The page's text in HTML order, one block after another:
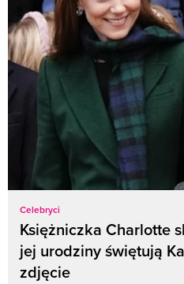
Celebryci
Księżniczka Charlotte
jej urodziny świętują
zdjęcie